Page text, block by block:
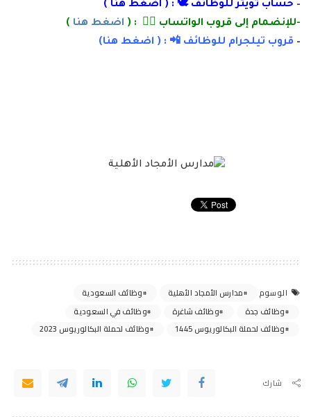
– حساب تويتر للوظائف 🕊 : ( اضغط هنا )
-للإنضمام إلى قروب الواتساب 👌🏽 : ( اضغط هنا )
– قروب تيلجرام للوظائف 📲 : ( اضغط هنا)
الوسوم مدارس الأمجاد الأهلية
وظائف السعودية
وظائف جدة
وظائف شاغرة
وظائف في السعودية
وظائف لحملة البكالوريوس 1445
وظائف لحملة البكالوريوس 2023
شارك